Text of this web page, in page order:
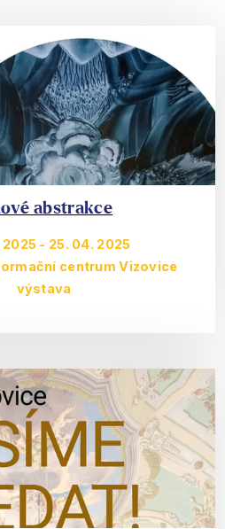
abstrakce
2025 - 25. 04. 2025
centrum Vizovice
výstava